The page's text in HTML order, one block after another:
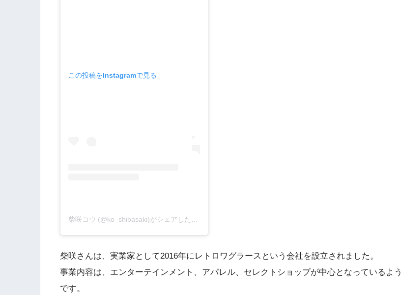
この投稿をInstagramで見る
柴咲さんは、実業家として2016年にレトロワグラースという会社を設立されました。
事業内容は、エンターテインメント、アパレル、セレクトショップが中心となっているよう
です。